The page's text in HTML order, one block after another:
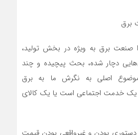
برق
برق به ویژه در بخش تولید،
دچار شده، بحث پیچیده و چند
اصلی به نگرش ما به برق
یک خدمت اجتماعی است یا یک کالای